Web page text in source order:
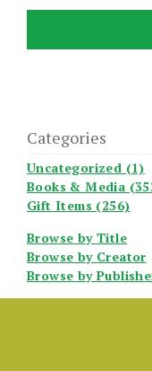
Categories
Uncategorized (1)
Books & Media
Gift Items (256)
Browse by Title
Browse by Creator
Browse by